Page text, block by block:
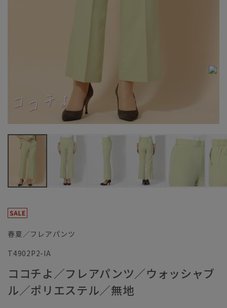
春夏／フレアパンツ
T4902P2-IA
ココチよ／フレアパンツ／ウォッシャブ
ル／ポリエステル／無地